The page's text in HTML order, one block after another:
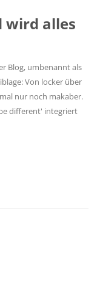
wird alles
Blog, umbenannt als
Von locker über
nur noch makaber.
different' integriert